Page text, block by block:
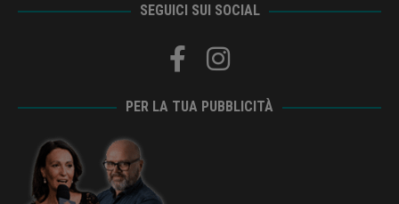
SEGUICI SUI SOCIAL
PER LA TUA PUBBLICITÀ